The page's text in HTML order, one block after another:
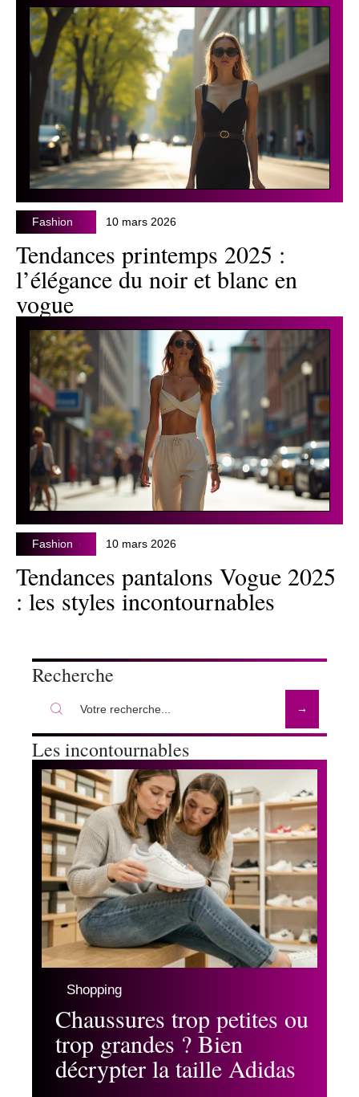
Fashion 10 mars 2026
Tendances printemps 2025 :
l’élégance du noir et blanc en
vogue
Fashion 10 mars 2026
Tendances pantalons Vogue 2025
: les styles incontournables
Recherche
Les incontournables
Shopping
Chaussures trop petites ou
trop grandes ? Bien
décrypter la taille Adidas